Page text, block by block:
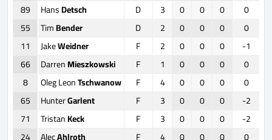
89
HansDetsch D 3 0 0 0
0
55
TimBender D 2 0 0 0
0
11
JakeWeidner F 2 0 0 0 -1
66
DarrenMieszkowski F 1 0 0 0
0
8
Oleg LeonTschwanow F 4 0 0 0
0
65
HunterGarlent F 3 0 0 0 -2
71
TristanKeck F 3 0 0 0
-2
24
AlecAhlroth F 4 0 0 0
0